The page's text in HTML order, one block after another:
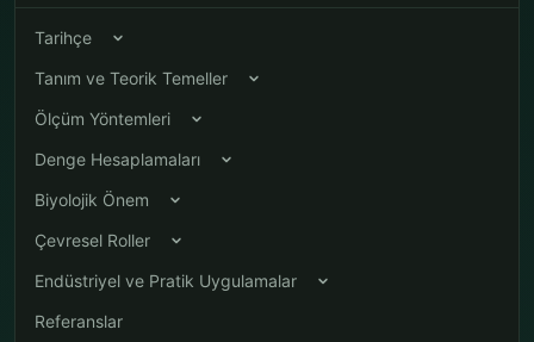
Tarihçe
Tanım ve Teorik Temeller
Ölçüm Yöntemleri
Denge Hesaplamaları
Biyolojik Önem
Çevresel Roller
Endüstriyel ve Pratik Uygulamalar
Referanslar